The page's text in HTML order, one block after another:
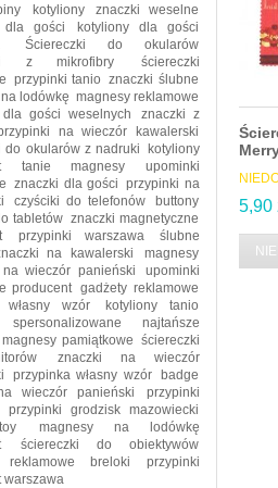
kotyliony
znaczki weselne
dla gości
kotyliony dla gości
Ściereczki do okularów
z mikrofibry
ściereczki
przypinki tanio znaczki ślubne
lodówkę magnesy reklamowe
gości weselnych
znaczki z
na wieczór kawalerski
do okularów z nadruki kotyliony
tanie magnesy
upominki
znaczki dla gości przypinki na
czyściki do telefonów
buttony
tabletów znaczki magnetyczne
przypinki warszawa
ślubne
na kawalerski
magnesy
wieczór panieński
upominki
producent gadżety reklamowe
własny wzór
kotyliony tanio
spersonalizowane
najtańsze
magnesy pamiątkowe ściereczki
znaczki na wieczór
przypinka własny wzór badge
wieczór panieński
przypinki
przypinki grodzisk mazowiecki
magnesy na lodówkę
ściereczki do obiektywów
reklamowe
breloki
przypinki
warszawa
5,90